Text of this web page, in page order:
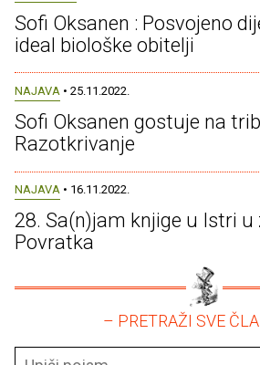
Sofi Oksanen : Posvojeno
ideal biološke obitelji
NAJAVA • 25.11.2022.
Sofi Oksanen gostuje na
Razotkrivanje
NAJAVA • 16.11.2022.
28. Sa(n)jam knjige u Istri
Povratka
– PRETRAŽI SVE